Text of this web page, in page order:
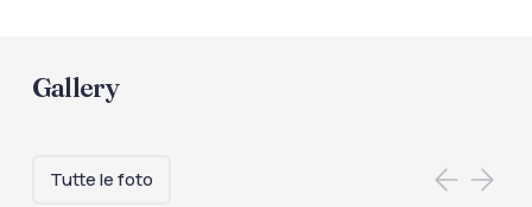
Gallery
Tutte le foto